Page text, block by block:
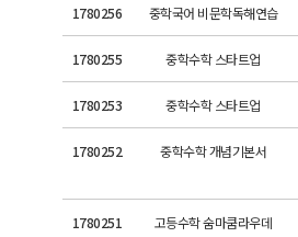
1780256 중학국어 비문학독해연습
1780255 중학수학 스타트업
1780253 중학수학 스타트업
1780252 중학수학 개념기본서
1780251 고등수학 숨마쿰라우데